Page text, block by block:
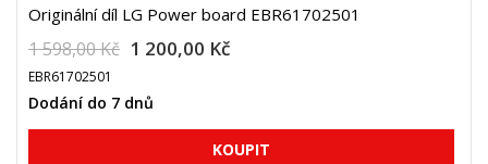
Originální díl LG Power board EBR61702501
1 598,00 Kč 1 200,00 Kč
EBR61702501
Dodání do 7 dnů